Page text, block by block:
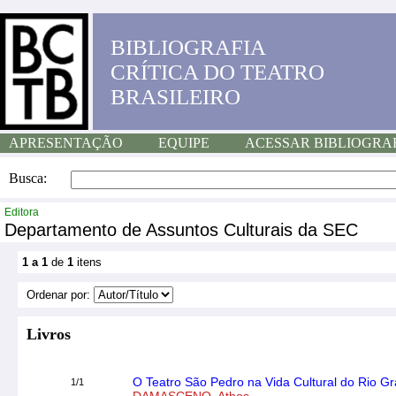
BIBLIOGRAFIA
CRÍTICA DO TEATRO
BRASILEIRO
APRESENTAÇÃO EQUIPE ACESSAR
Busca:
Editora
Departamento de Assuntos Culturais da SEC
1 a 1 de 1 itens
Ordenar por:
Livros
1/1
O Teatro São Pedro na Vida Cultural do Rio